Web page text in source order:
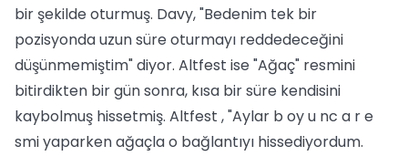
bir şekilde oturmuş. Davy, "Bedenim tek bir
pozisyonda uzun süre oturmayı reddedeceğini
düşünmemiştim" diyor. Altfest ise "Ağaç" resmini
bitirdikten bir gün sonra, kısa bir süre kendisini
kaybolmuş hissetmiş. Altfest , "Aylar b oy u nc a r e
smi yaparken ağaçla o bağlantıyı hissediyordum.